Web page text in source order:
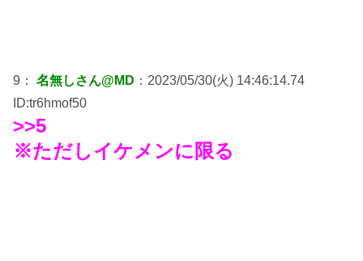
9： 名無しさん@MD ：2023/05/30(火) 14:46:14.74
ID:tr6hmof50
>>5
※ただしイケメンに限る